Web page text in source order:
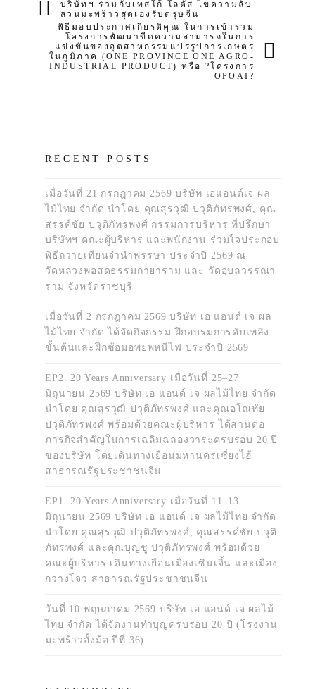
บริษัทฯ ร่วมกับเทสโก้ โลตัส ไขความลับ
สวนมะพร้าวสุดเฮงรับตรุษจีน
พิธีมอบประกาศเกียรติคุณ ในการเข้าร่วม
โครงการพัฒนาขีดความสามารถในการ
แข่งขันของอุตสาหกรรมแปรรูปการเกษตร
ในภูมิภาค (ONE PROVINCE ONE AGRO-
INDUSTRIAL PRODUCT) หรือ ?โครงการ
OPOAI?
RECENT POSTS
เมื่อวันที่ 21 กรกฎาคม 2569 บริษัท เอแอนด์เจ ผล
ไม้ไทย จำกัด นำโดย คุณสุรวุฒิ ปวุติภัทรพงศ์, คุณ
สรรค์ชัย ปวุติภัทรพงศ์ กรรมการบริหาร ที่ปรึกษา
บริษัทฯ คณะผู้บริหาร และพนักงาน ร่วมใจประกอบ
พิธีถวายเทียนจำนำพรรษา ประจำปี 2569 ณ
วัดหลวงพ่อสดธรรมกายาราม และ วัดอุบลวรรณา
ราม จังหวัดราชบุรี
เมื่อวันที่ 2 กรกฎาคม 2569 บริษัท เอ แอนด์ เจ ผล
ไม้ไทย จำกัด ได้จัดกิจกรรม ฝึกอบรมการดับเพลิง
ขั้นต้นและฝึกซ้อมอพยพหนีไฟ ประจำปี 2569
EP2. 20 Years Anniversary เมื่อวันที่ 25–27
มิถุนายน 2569 บริษัท เอ แอนด์ เจ ผลไม้ไทย จำกัด
นำโดย คุณสุรวุฒิ ปวุติภัทรพงศ์ และคุณอโณทัย
ปวุติภัทรพงศ์ พร้อมด้วยคณะผู้บริหาร ได้สานต่อ
ภารกิจสำคัญในการเฉลิมฉลองวาระครบรอบ 20 ปี
ของบริษัท โดยเดินทางเยือนมหานครเซี่ยงไฮ้
สาธารณรัฐประชาชนจีน
EP1. 20 Years Anniversary เมื่อวันที่ 11–13
มิถุนายน 2569 บริษัท เอ แอนด์ เจ ผลไม้ไทย จำกัด
นำโดย คุณสุรวุฒิ ปวุติภัทรพงศ์, คุณสรรค์ชัย ปวุติ
ภัทรพงศ์ และคุณบุญชู ปวุติภัทรพงศ์ พร้อมด้วย
คณะผู้บริหาร เดินทางเยือนเมืองเซินเจิ้น และเมือง
กวางโจว สาธารณรัฐประชาชนจีน
วันที่ 10 พฤษภาคม 2569 บริษัท เอ แอนด์ เจ ผลไม้
ไทย จำกัด ได้จัดงานทำบุญครบรอบ 20 ปี (โรงงาน
มะพร้าวอั้งม้อ ปีที่ 36)